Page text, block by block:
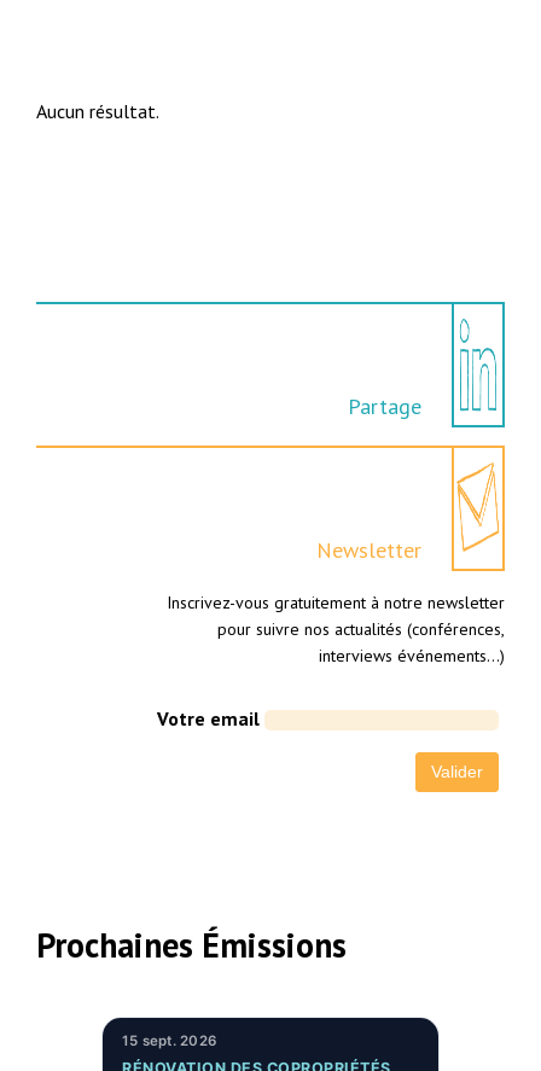
Aucun résultat.
Partage
Newsletter
Inscrivez-vous gratuitement à notre newsletter
pour suivre nos actualités (conférences,
interviews événements…)
Votre email
Prochaines Émissions
15 sept. 2026